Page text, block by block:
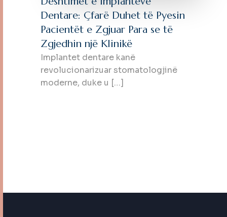
Dentare: Çfarë Duhet të Pyesin
Pacientët e Zgjuar Para se të
Zgjedhin një Klinikë
Implantet dentare kanë
revolucionarizuar stomatologjinë
moderne, duke u […]